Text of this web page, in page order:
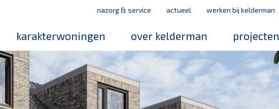
nazorg & service actueel werken bij kelderman
karakterwoningen over kelderman
medewerkers
werken bij kelderman
mvo
projecten